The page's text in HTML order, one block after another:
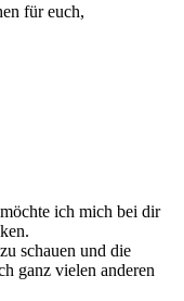
für euch,
ich mich bei dir
schauen und die
ganz vielen anderen